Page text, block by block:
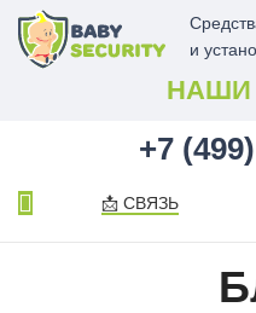
и
НАШИ
+7
📩 СВЯЗЬ